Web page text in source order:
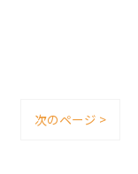
次のページ >